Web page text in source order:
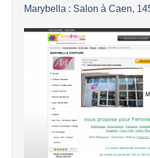
Marybella : Salon à Caen,